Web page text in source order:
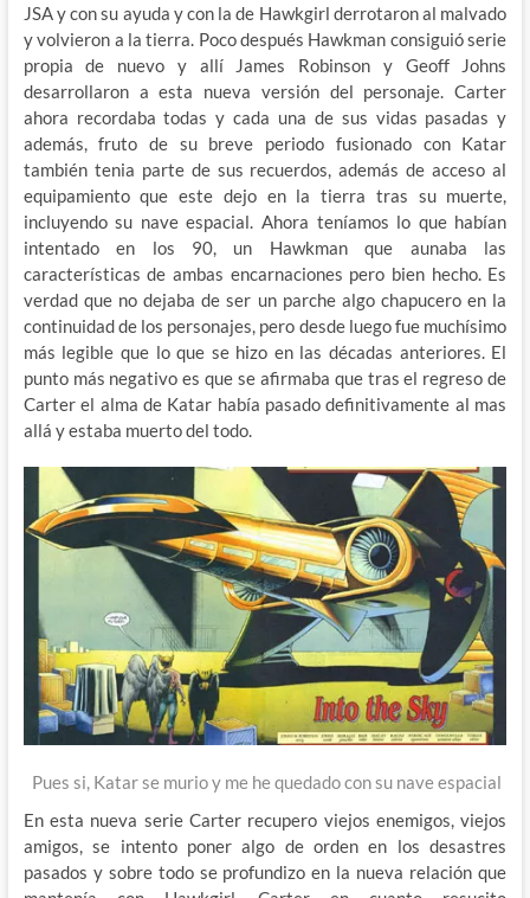
JSA y con su ayuda y con la de Hawkgirl derrotaron al malvado
y volvieron a la tierra. Poco después Hawkman consiguió serie
propia de nuevo y allí James Robinson y Geoff Johns
desarrollaron a esta nueva versión del personaje. Carter
ahora recordaba todas y cada una de sus vidas pasadas y
además, fruto de su breve periodo fusionado con Katar
también tenia parte de sus recuerdos, además de acceso al
equipamiento que este dejo en la tierra tras su muerte,
incluyendo su nave espacial. Ahora teníamos lo que habían
intentado en los 90, un Hawkman que aunaba las
características de ambas encarnaciones pero bien hecho. Es
verdad que no dejaba de ser un parche algo chapucero en la
continuidad de los personajes, pero desde luego fue muchísimo
más legible que lo que se hizo en las décadas anteriores. El
punto más negativo es que se afirmaba que tras el regreso de
Carter el alma de Katar había pasado definitivamente al mas
allá y estaba muerto del todo.
Pues si, Katar se murio y me he quedado con su nave espacial
En esta nueva serie Carter recupero viejos enemigos, viejos
amigos, se intento poner algo de orden en los desastres
pasados y sobre todo se profundizo en la nueva relación que